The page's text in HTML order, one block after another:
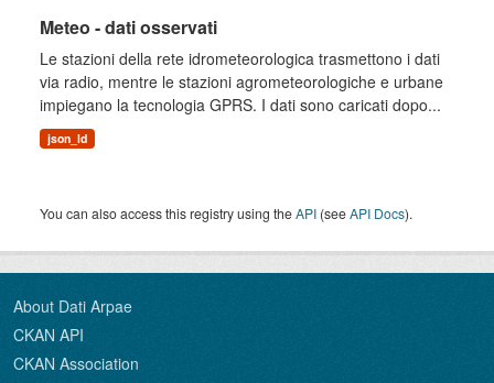
Meteo - dati osservati
Le stazioni della rete idrometeorologica trasmettono i dati
via radio, mentre le stazioni agrometeorologiche e urbane
impiegano la tecnologia GPRS. I dati sono caricati dopo...
json_ld
You can also access this registry using theAPI (seeAPI Docs).
About Dati Arpae
CKAN API
CKAN Association